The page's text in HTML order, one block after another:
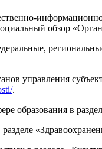
обзор
управления
.
образования в